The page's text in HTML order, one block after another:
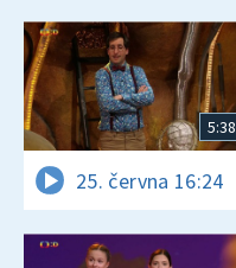
5:38
25. června 16:24